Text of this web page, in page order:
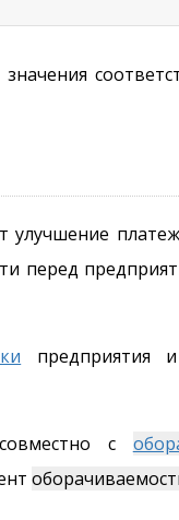
значения
улучшение
перед
предприятия
с